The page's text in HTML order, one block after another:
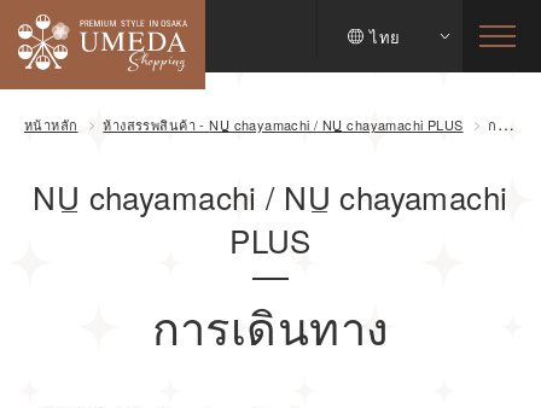
ไทย
หน้าหลัก ห้างสรรพสินค้า -NU chayamachi / NU chayamachi PLUS การเดินทาง
NU chayamachi / NU chayamachi
PLUS
การเดินทาง